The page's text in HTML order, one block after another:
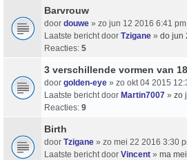
Barvrouw
door douwe » zo jun 12 2016 6:41 pm
Laatste bericht door Tzigane » do jun
Reacties: 5
3 verschillende vormen van
door golden-eye » zo okt 04 2015
Laatste bericht door Martin7007 » zo
Reacties: 9
Birth
door Tzigane » zo mei 22 2016 3:30
Laatste bericht door Vincent » ma